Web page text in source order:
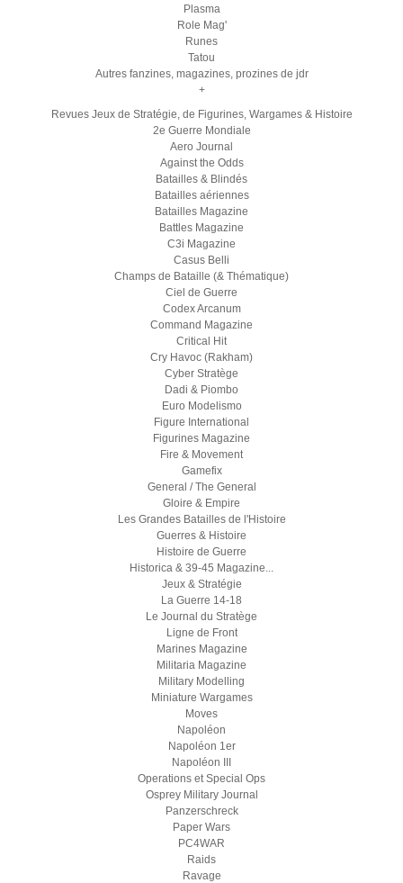
Plasma
Role Mag'
Runes
Tatou
Autres fanzines, magazines, prozines de jdr
+
Revues Jeux de Stratégie, de Figurines, Wargames & Histoire
2e Guerre Mondiale
Aero Journal
Against the Odds
Batailles & Blindés
Batailles aériennes
Batailles Magazine
Battles Magazine
C3i Magazine
Casus Belli
Champs de Bataille (& Thématique)
Ciel de Guerre
Codex Arcanum
Command Magazine
Critical Hit
Cry Havoc (Rakham)
Cyber Stratège
Dadi & Piombo
Euro Modelismo
Figure International
Figurines Magazine
Fire & Movement
Gamefix
General / The General
Gloire & Empire
Les Grandes Batailles de l'Histoire
Guerres & Histoire
Histoire de Guerre
Historica & 39-45 Magazine...
Jeux & Stratégie
La Guerre 14-18
Le Journal du Stratège
Ligne de Front
Marines Magazine
Militaria Magazine
Military Modelling
Miniature Wargames
Moves
Napoléon
Napoléon 1er
Napoléon III
Operations et Special Ops
Osprey Military Journal
Panzerschreck
Paper Wars
PC4WAR
Raids
Ravage